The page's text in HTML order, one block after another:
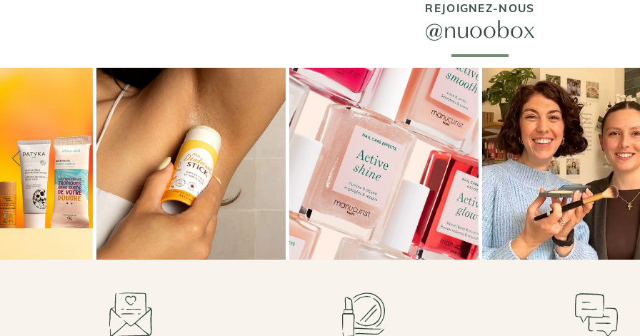
REJOIGNEZ-NOUS
@nuoobox